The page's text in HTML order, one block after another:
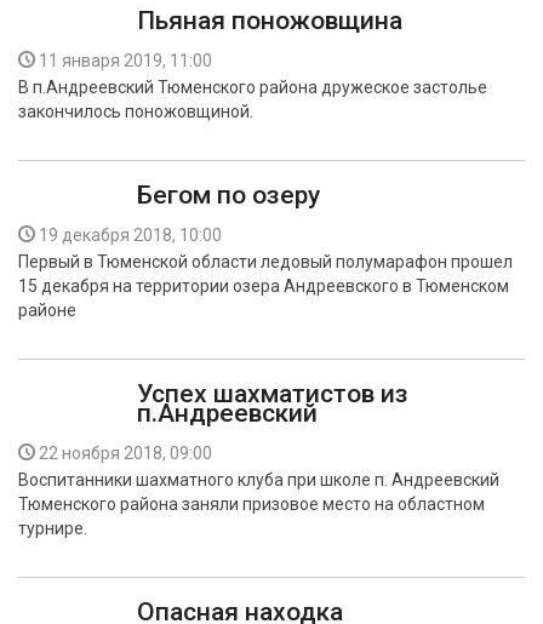
Пьяная поножовщина
11 января 2019, 11:00
В п.Андреевский Тюменского района дружеское застолье
закончилось поножовщиной.
Бегом по озеру
19 декабря 2018, 10:00
Первый в Тюменской области ледовый полумарафон прошел
15 декабря на территории озера Андреевского в Тюменском
районе
Успех шахматистов из
п.Андреевский
22 ноября 2018, 09:00
Воспитанники шахматного клуба при школе п. Андреевский
Тюменского района заняли призовое место на областном
турнире.
Опасная находка